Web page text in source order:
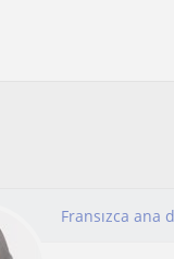
Fransızca ana